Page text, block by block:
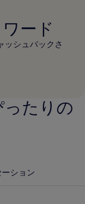
ード
ッシュバックさ
たりの
ション